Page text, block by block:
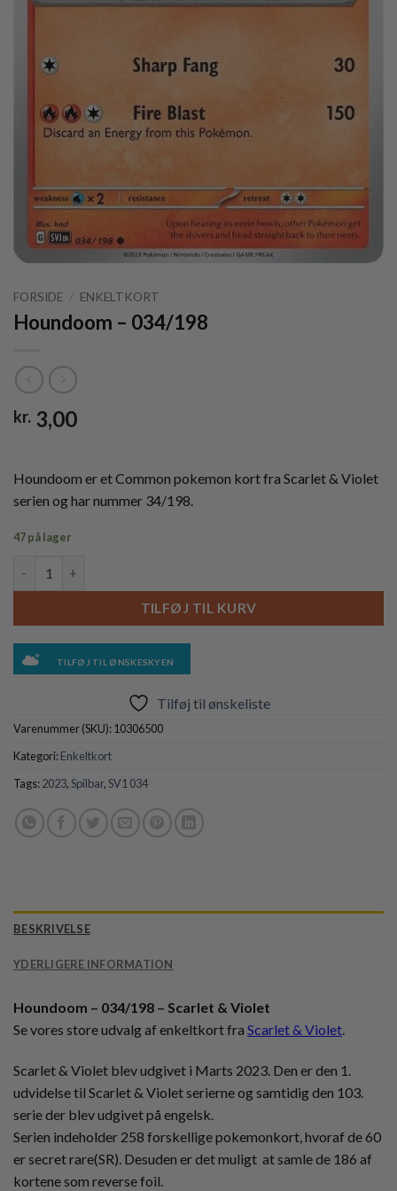
FORSIDE / ENKELTKORT
Houndoom – 034/198
kr. 3,00
Houndoom er et Common pokemon kort fra Scarlet & Violet
serien og har nummer 34/198.
47 på lager
TILFØJ TIL KURV
TILFØJ TIL ØNSKESKYEN
Tilføj til ønskeliste
Varenummer (SKU):10306500
Kategori:Enkeltkort
Tags:2023,Spilbar,SV1 034
BESKRIVELSE
YDERLIGERE INFORMATION
Houndoom – 034/198 – Scarlet & Violet
Se vores store udvalg af enkeltkort fra Scarlet & Violet.
Scarlet & Violet blev udgivet i Marts 2023. Den er den 1.
udvidelse til Scarlet & Violet serierne og samtidig den 103.
serie der blev udgivet på engelsk.
Serien indeholder 258 forskellige pokemonkort, hvoraf de 60
er secret rare(SR). Desuden er det muligt at samle de 186 af
kortene som reverse foil.